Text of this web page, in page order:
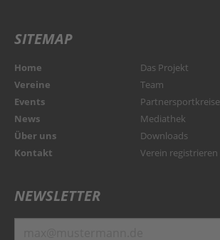
SITEMAP
Home
Vereine
Events
News
Über uns
Kontakt
Das Projekt
Team
Partnersportkreise
Mediathek
Downloads
Verein registrieren
NEWSLETTER